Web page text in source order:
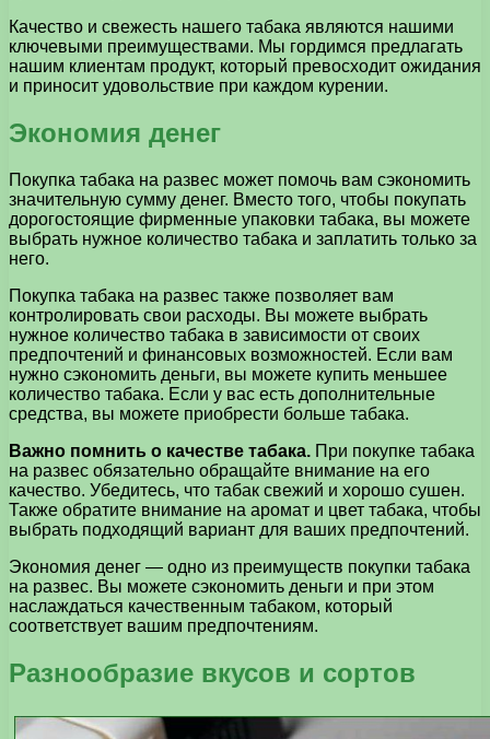
Качество и свежесть нашего табака являются нашими
ключевыми преимуществами. Мы гордимся предлагать
нашим клиентам продукт, который превосходит ожидания
и приносит удовольствие при каждом курении.
Экономия денег
Покупка табака на развес может помочь вам сэкономить
значительную сумму денег. Вместо того, чтобы покупать
дорогостоящие фирменные упаковки табака, вы можете
выбрать нужное количество табака и заплатить только за
него.
Покупка табака на развес также позволяет вам
контролировать свои расходы. Вы можете выбрать
нужное количество табака в зависимости от своих
предпочтений и финансовых возможностей. Если вам
нужно сэкономить деньги, вы можете купить меньшее
количество табака. Если у вас есть дополнительные
средства, вы можете приобрести больше табака.
Важно помнить о качестве табака. При покупке табака
на развес обязательно обращайте внимание на его
качество. Убедитесь, что табак свежий и хорошо сушен.
Также обратите внимание на аромат и цвет табака, чтобы
выбрать подходящий вариант для ваших предпочтений.
Экономия денег — одно из преимуществ покупки табака
на развес. Вы можете сэкономить деньги и при этом
наслаждаться качественным табаком, который
соответствует вашим предпочтениям.
Разнообразие вкусов и сортов